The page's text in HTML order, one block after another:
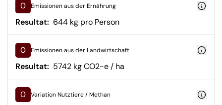
0 Emissionen aus der Ernährung
Resultat: 644 kg pro Person
0 Emissionen aus der Landwirtschaft
Resultat: 5742 kg CO2-e / ha
0 Variation Nutztiere / Methan